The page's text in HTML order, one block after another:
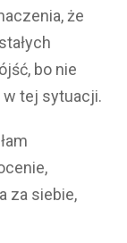
że
bo nie
w tej sytuacji.
za siebie,